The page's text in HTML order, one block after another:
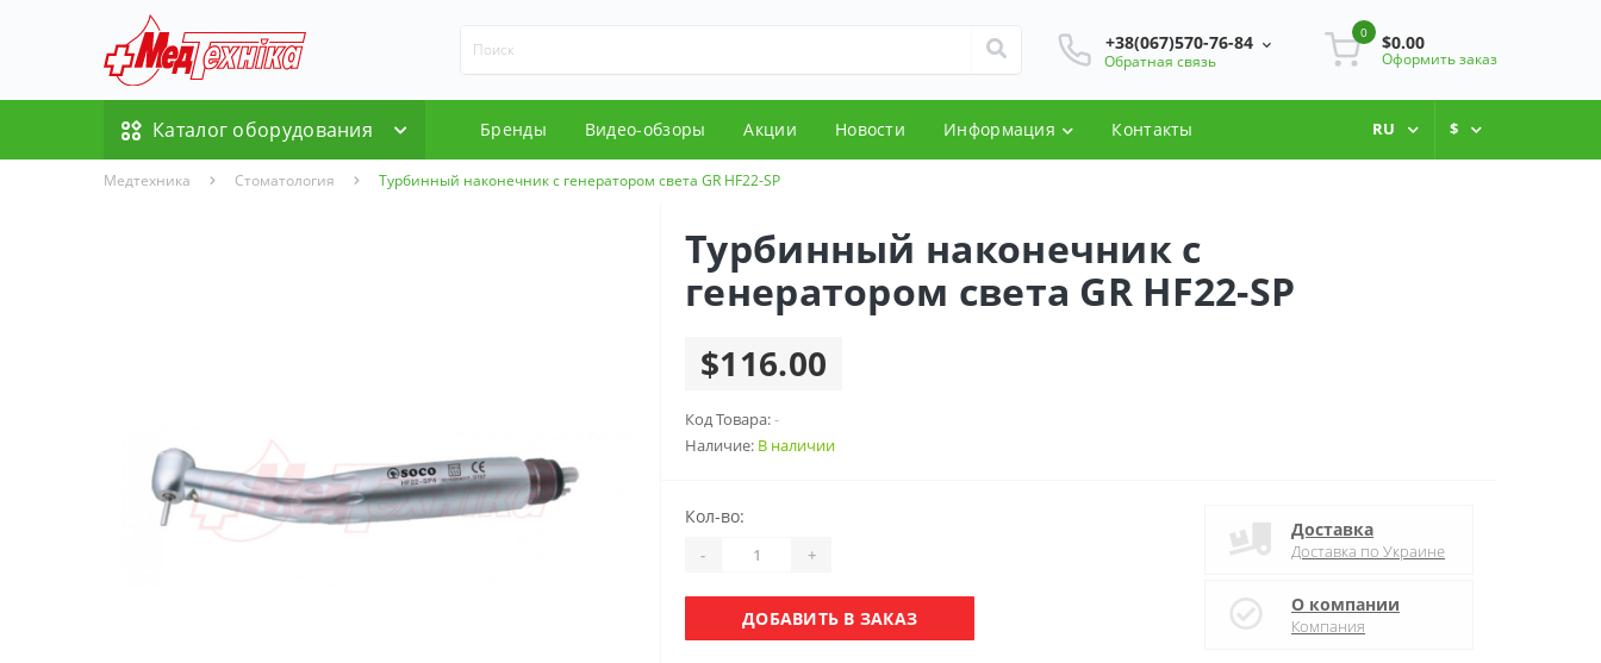
+38(067)570-76-84
Обратная связь
0 $0.00
Оформить заказ
Каталог оборудования Бренды Видео-обзоры Акции Новости Информация Контакты RU $
Медтехника Стоматология Турбинный наконечник с генератором света GR HF22-SP
Турбинный наконечник с
генератором света GR HF22-SP
$116.00
Код Товара:-
Наличие: В наличии
Кол-во:
- +
ДОБАВИТЬ В ЗАКАЗ
Доставка
Доставка по Украине
О компании
Компания